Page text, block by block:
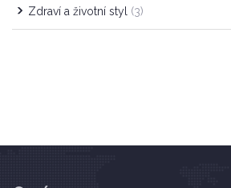
Zdraví a životní styl (3)